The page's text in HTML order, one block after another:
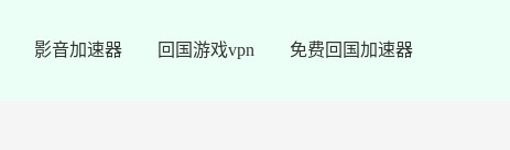
影音加速器 回国游戏vpn 免费回国加速器